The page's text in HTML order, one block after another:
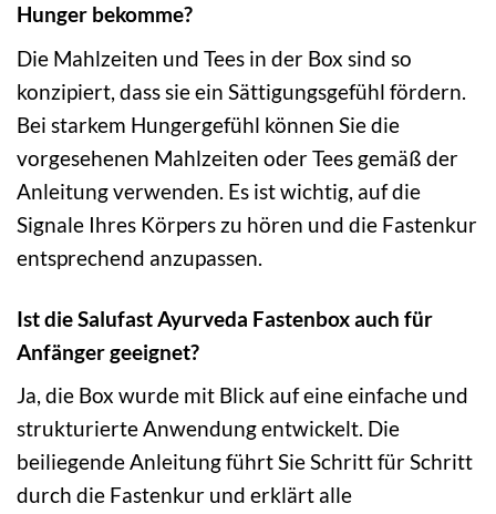
Hunger bekomme?
Die Mahlzeiten und Tees in der Box sind so
konzipiert, dass sie ein Sättigungsgefühl fördern.
Bei starkem Hungergefühl können Sie die
vorgesehenen Mahlzeiten oder Tees gemäß der
Anleitung verwenden. Es ist wichtig, auf die
Signale Ihres Körpers zu hören und die Fastenkur
entsprechend anzupassen.
Ist die Salufast Ayurveda Fastenbox auch für
Anfänger geeignet?
Ja, die Box wurde mit Blick auf eine einfache und
strukturierte Anwendung entwickelt. Die
beiliegende Anleitung führt Sie Schritt für Schritt
durch die Fastenkur und erklärt alle